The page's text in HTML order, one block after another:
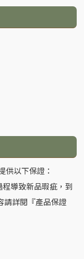
供以下保證：
導致新品瑕疵，到
請詳閱『產品保證